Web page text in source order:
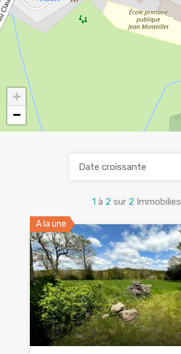
+
−
1 à 2 sur 2 Immobilies
Date croissante
A la une